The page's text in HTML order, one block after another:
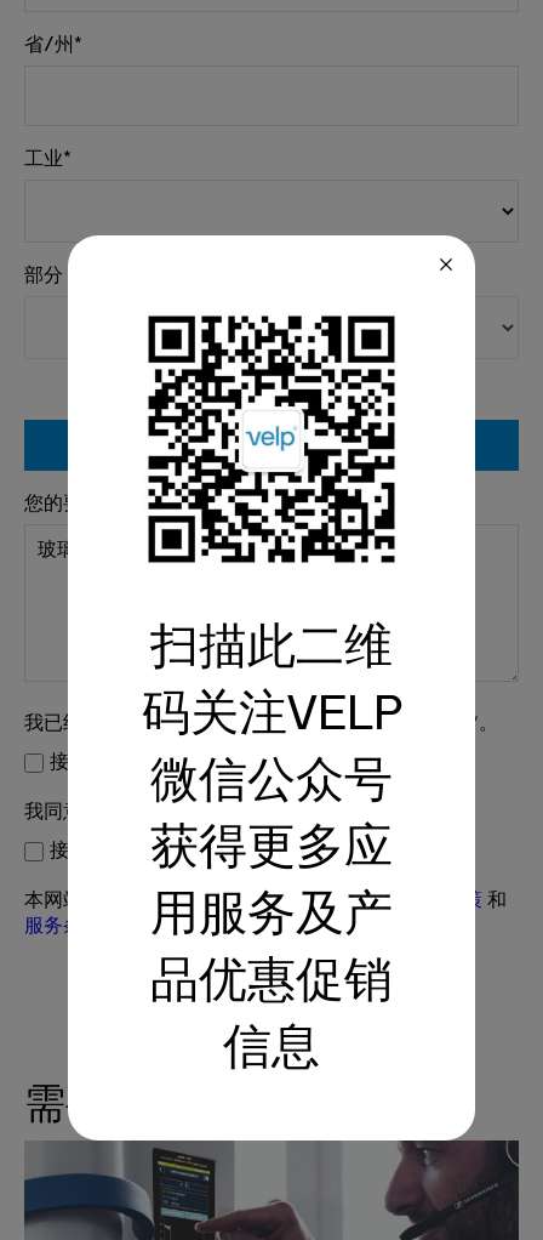
省/州*
工业*
部分
索取详细资料
您的要求 *
我已经阅读了 隐私政策，并接受为所示目的处理数据*。
接受*
我同意接收VELP的来信*
接受
本网站受 reCAPTCHA 保护，并适用 Google 隐私政策 和
服务条款
需要支持
扫描此二维
码关注VELP
微信公众号
获得更多应
用服务及产
品优惠促销
信息